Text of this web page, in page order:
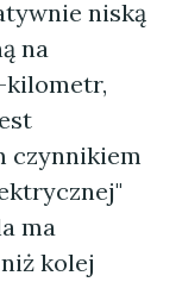
niską
na
kilometr,
czynnikiem
ma
kolej